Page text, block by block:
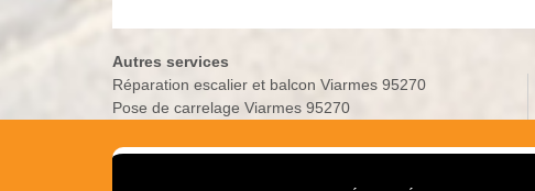
Autres services
Réparation escalier et balcon Viarmes 95270
Pose de carrelage Viarmes 95270